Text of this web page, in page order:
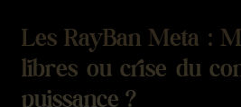
Les RayBan Meta :
libres ou crise du
puissance ?